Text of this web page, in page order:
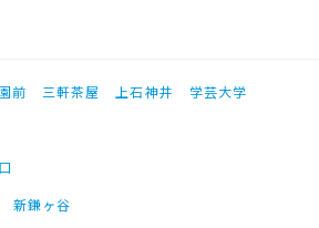
前 三軒茶屋 上石神井
学芸大学
新鎌ヶ谷